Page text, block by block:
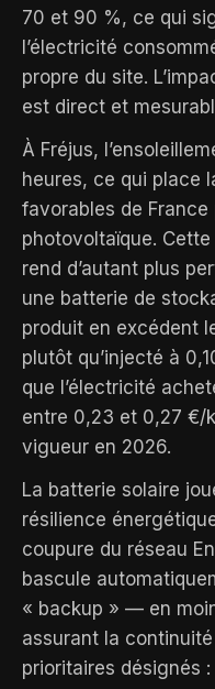
70 et 90 %, ce qui
l’électricité
propre du site.
est direct et
À Fréjus,
heures, ce qui place
favorables de
photovoltaïque.
rend d’autant plus
une batterie de
produit en excédent
plutôt qu’injecté à
que l’électricité
entre 0,23 et 0,27 €/
vigueur en 2026.
La batterie solaire
résilience
coupure du réseau
bascule
« backup » — en
assurant la
prioritaires désignés